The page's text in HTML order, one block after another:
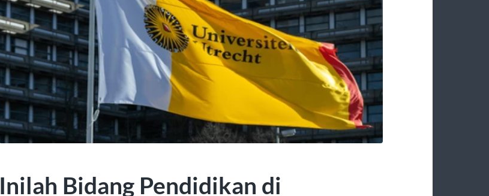
Inilah Bidang Pendidikan di